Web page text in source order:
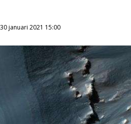
30 januari 2021 15:00